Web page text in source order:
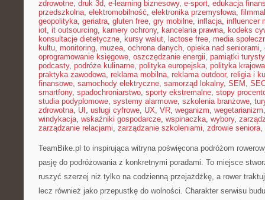
zdrowotne, druk 3d, e-learning biznesowy, e-sport, edukacja
przedszkolna, elektromobilność, elektronika przemysłowa,
geopolityka, geriatra, gluten free, gry mobilne, inflacja, influencer
iot, it outsourcing, kamery ochrony, kancelaria prawna, kodeks
konsultacje dietetyczne, kursy walut, lactose free, media
kultu, monitoring, muzea, ochrona danych, opieka nad seniorami,
oprogramowanie księgowe, oszczędzanie energii, pamiątki
podcasty, podróże kulinarne, polityka europejska, polityka krajowa
praktyka zawodowa, reklama mobilna, reklama outdoor, religia i
finansowe, samochody elektryczne, samorząd lokalny, SEM ,
smartfony, spadochroniarstwo, sporty ekstremalne, stopy
studia podyplomowe, systemy alarmowe, szkolenia branżowe,
zdrowotna, UI , usługi cyfrowe, UX, VR, weganizm, wegetarianizm
windykacja, wskaźniki gospodarcze, wspinaczka, wybory,
zarządzanie relacjami, zarządzanie szkoleniami, zdrowie seniora,
TeamBike.pl to inspirująca witryna poświęcona podróżom
pasję do podróżowania z konkretnymi poradami. To miejsce
ruszyć szerzej niż tylko na codzienną przejażdżkę, a rower
lecz również jako przepustkę do wolności. Charakter serwisu